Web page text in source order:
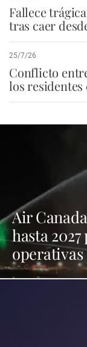
Fallece
tras caer
25/7/26
Conflicto
los residentes
Air
hasta
operativas